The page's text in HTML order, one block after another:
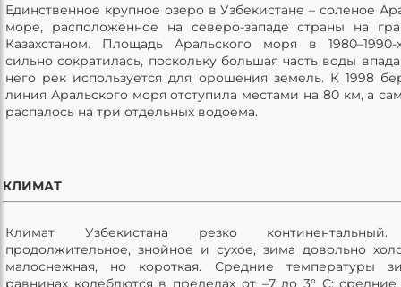
Единственное крупное озеро в Узбекистане – соленое
море, расположенное на северо-западе страны на
Казахстаном. Площадь Аральского моря в 1980–1990-
сильно сократилась, поскольку большая часть воды
него рек используется для орошения земель. К 1998
линия Аральского моря отступила местами на 80 км, а
распалось на три отдельных водоема.
КЛИМАТ
Климат Узбекистана резко
продолжительное, знойное и сухое, зима довольно
малоснежная, но короткая. Средние температуры
равнинах колеблются в пределах от –7 до 3° С; средние